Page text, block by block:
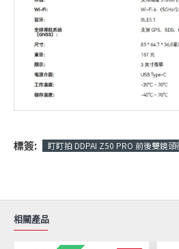
標簽: 盯盯拍 DDPAI Z50 PRO 前後雙鏡
相關產品